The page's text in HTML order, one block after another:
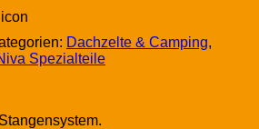
Dachzelte & Camping,
Spezialteile